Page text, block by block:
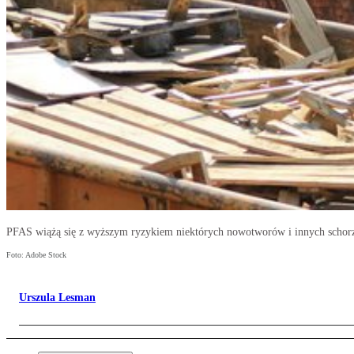
PFAS wiążą się z wyższym ryzykiem niektórych nowotworów i innych
Foto: Adobe Stock
Urszula Lesman